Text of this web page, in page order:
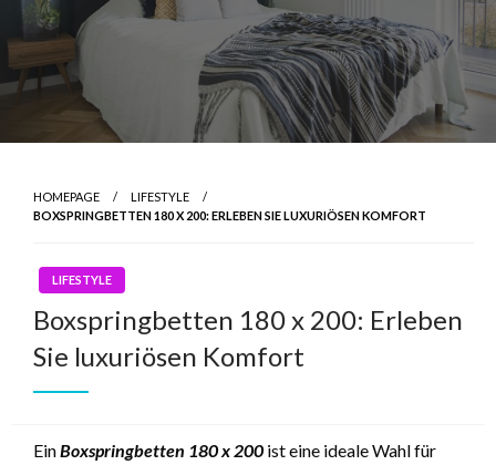
HOMEPAGE
LIFESTYLE
BOXSPRINGBETTEN 180 X 200: ERLEBEN SIE LUXURIÖSEN KOMFORT
LIFESTYLE
Boxspringbetten 180 x 200: Erleben
Sie luxuriösen Komfort
EinBoxspringbetten 180 x 200 ist eine ideale Wahl für